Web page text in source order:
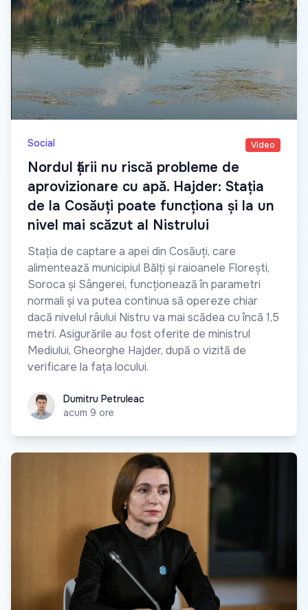
Social Video
Nordul țării nu riscă probleme de
aprovizionare cu apă. Hajder: Stația
de la Cosăuți poate funcționa și la un
nivel mai scăzut al Nistrului
Stația de captare a apei din Cosăuți, care
alimentează municipiul Bălți și raioanele Florești,
Soroca și Sângerei, funcționează în parametri
normali și va putea continua să opereze chiar
dacă nivelul râului Nistru va mai scădea cu încă 1,5
metri. Asigurările au fost oferite de ministrul
Mediului, Gheorghe Hajder, după o vizită de
verificare la fața locului.
Dumitru Petruleac
Dumitru Petruleac
acum 9 ore